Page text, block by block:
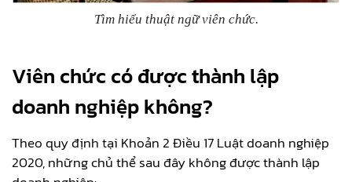
Tìm hiểu thuật ngữ viên chức.
Viên chức có được thành lập
doanh nghiệp không?
Theo quy định tại Khoản 2 Điều 17 Luật doanh nghiệp
2020, những chủ thể sau đây không được thành lập